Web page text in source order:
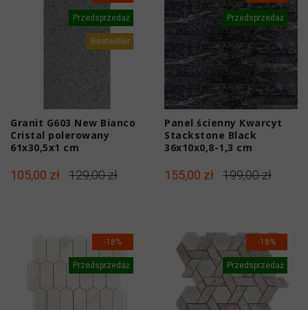
Przedsprzedaż
Bestseller
Granit G603 New Bianco
Cristal polerowany
61x30,5x1 cm
105,00 zł 129,00 zł
Przedsprzedaż
Panel ścienny Kwarcyt
Stackstone Black
36x10x0,8-1,3 cm
155,00 zł 199,00 zł
-18%
Przedsprzedaż
-18%
Przedsprzedaż